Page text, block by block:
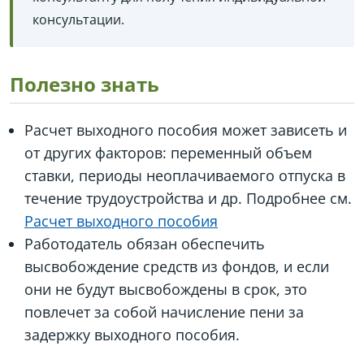
консультации.
Полезно знать
Расчет выходного пособия может зависеть и
от других факторов: переменный объем
ставки, периоды неоплачиваемого отпуска в
течение трудоустройства и др. Подробнее см.
Расчет выходного пособия
Работодатель обязан обеспечить
высвобождение средств из фондов, и если
они не будут высвобождены в срок, это
повлечет за собой начисление пени за
задержку выходного пособия.